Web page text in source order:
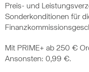
Preis- und
Sonderkonditionen für
Mit PRIME+ ab 250 €
Ansonsten: 0,99 €.